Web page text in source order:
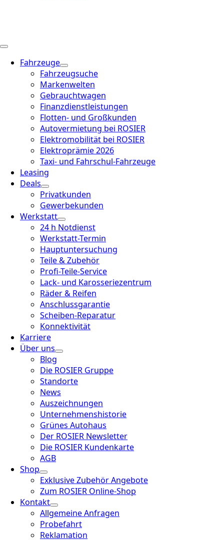
Fahrzeuge
Fahrzeugsuche
Markenwelten
Gebrauchtwagen
Finanzdienstleistungen
Flotten- und Großkunden
Autovermietung bei ROSIER
Elektromobilität bei ROSIER
Elektroprämie 2026
Taxi- und Fahrschul-Fahrzeuge
Leasing
Deals
Privatkunden
Gewerbekunden
Werkstatt
24 h Notdienst
Werkstatt-Termin
Hauptuntersuchung
Teile & Zubehör
Profi-Teile-Service
Lack- und Karosseriezentrum
Räder & Reifen
Anschlussgarantie
Scheiben-Reparatur
Konnektivität
Karriere
Über uns
Blog
Die ROSIER Gruppe
Standorte
News
Auszeichnungen
Unternehmenshistorie
Grünes Autohaus
Der ROSIER Newsletter
Die ROSIER Kundenkarte
AGB
Shop
Exklusive Zubehör Angebote
Zum ROSIER Online-Shop
Kontakt
Allgemeine Anfragen
Probefahrt
Reklamation